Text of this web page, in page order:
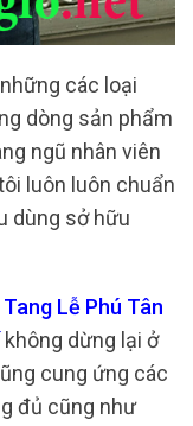
các loại
dòng sản phẩm
ngũ nhân viên
luôn luôn chuẩn
dùng sở hữu
Lễ Phú Tân
không dừng lại ở
cung ứng các
đủ cũng như